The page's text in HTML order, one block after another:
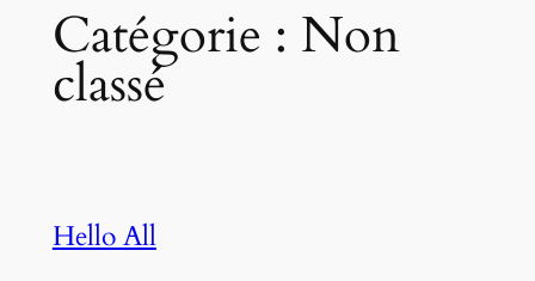
Catégorie : Non
classé
Hello All